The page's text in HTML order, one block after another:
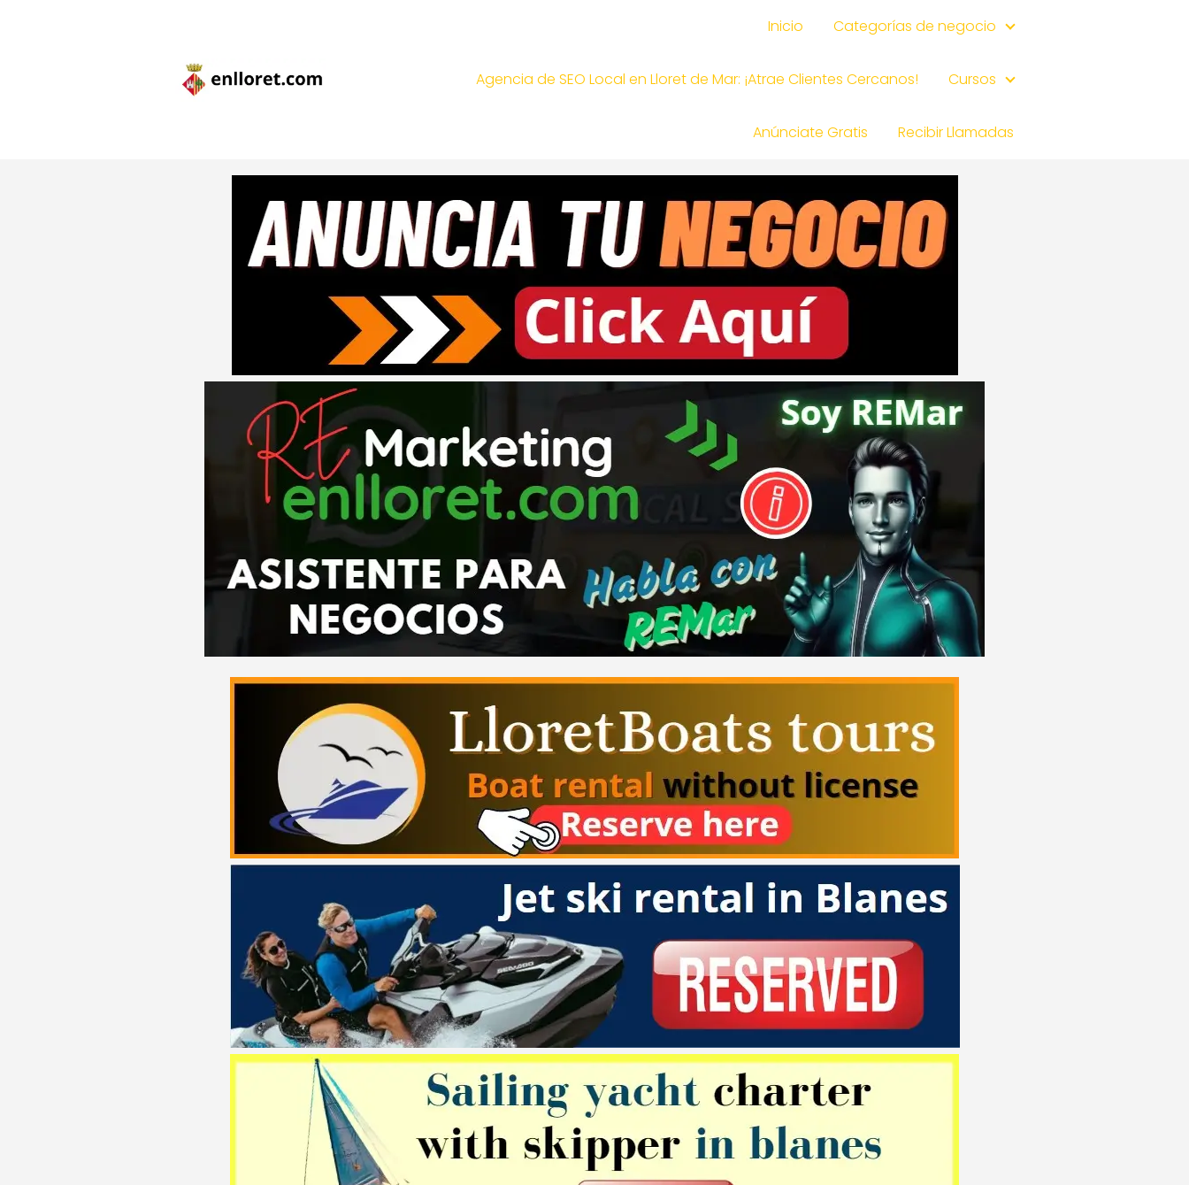
Inicio Categorías de negocio
Agencia de SEO Local en Lloret de Mar: ¡Atrae Clientes Cercanos! Cursos
Anúnciate Gratis Recibir Llamadas